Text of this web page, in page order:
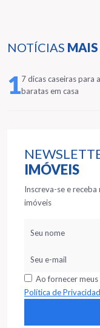
NOTÍCIAS
17 dicas caseiras para
baratas em casa
IMÓVEIS
Inscreva-se e
imóveis
Ao fornecer
Política de